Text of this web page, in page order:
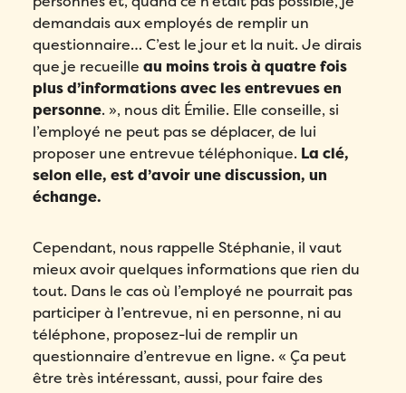
demandais aux employés de remplir un
questionnaire… C’est le jour et la nuit. Je dirais
que je recueilleau moins trois à quatre fois
plus d’informations avec les entrevues en
personne. », nous dit Émilie. Elle conseille, si
l’employé ne peut pas se déplacer, de lui
proposer une entrevue téléphonique. La clé,
selon elle, est d’avoir une discussion, un
échange.
Cependant, nous rappelle Stéphanie, il vaut
mieux avoir quelques informations que rien du
tout. Dans le cas où l’employé ne pourrait pas
participer à l’entrevue, ni en personne, ni au
téléphone, proposez-lui de remplir un
questionnaire d’entrevue en ligne. « Ça peut
être très intéressant, aussi, pour faire des